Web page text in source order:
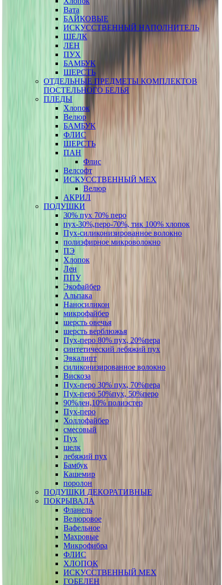
Вата
БАЙКОВЫЕ
ИСКУССТВЕННЫЙ НАПОЛНИТЕЛЬ
ШЕЛК
ЛЕН
ПУХ
БАМБУК
ШЕРСТЬ
ОТДЕЛЬНЫЕ ПРЕДМЕТЫ КОМПЛЕКТОВ
ПОСТЕЛЬНОГО БЕЛЬЯ
ПЛЕДЫ
Хлопок
Велюр
БАМБУК
ФЛИС
ШЕРСТЬ
ПАН
Флис
Велсофт
ИСКУССТВЕННЫЙ МЕХ
Велюр
АКРИЛ
ПОДУШКИ
30% пух 70% перо
пух-30%,перо-70%, тик 100% хлопок
Пух-силиконизированное волокно
полиэфирное микроволокно
ПЭ
Хлопок
Лен
ППУ
Экофайбер
Альпака
Наносиликон
микрофайбер
шерсть овечья
шерсть верблюжья
Пух-перо 80% пух, 20%пера
синтетический лебяжий пух
Эвкалипт
силиконизированное волокно
Вискоза
Пух-перо 30% пух, 70%пера
Пух-перо 50%пух, 50%перо
90%лен,10% полиэстер
Пух-перо
Холлофайбер
смесовый
Пух
шелк
лебяжий пух
Бамбук
Кашемир
поролон
ПОДУШКИ ДЕКОРАТИВНЫЕ
ПОКРЫВАЛА
Фланель
Велюровое
Вафельное
Махровые
Микрофибра
ФЛИС
ХЛОПОК
ИСКУССТВЕННЫЙ МЕХ
ГОБЕЛЕН